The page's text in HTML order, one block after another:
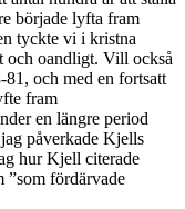
började lyfta fram
tyckte vi i kristna
och oandligt. Vill också
och med en fortsatt
fram
en längre period
påverkade Kjells
hur Kjell citerade
”som fördärvade